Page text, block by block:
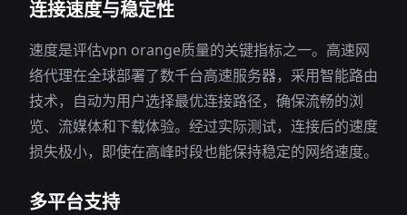
连接速度与稳定性
速度是评估vpn orange质量的关键指标之一。高速网
络代理在全球部署了数千台高速服务器，采用智能路由
技术，自动为用户选择最优连接路径，确保流畅的浏
览、流媒体和下载体验。经过实际测试，连接后的速度
损失极小，即使在高峰时段也能保持稳定的网络速度。
多平台支持